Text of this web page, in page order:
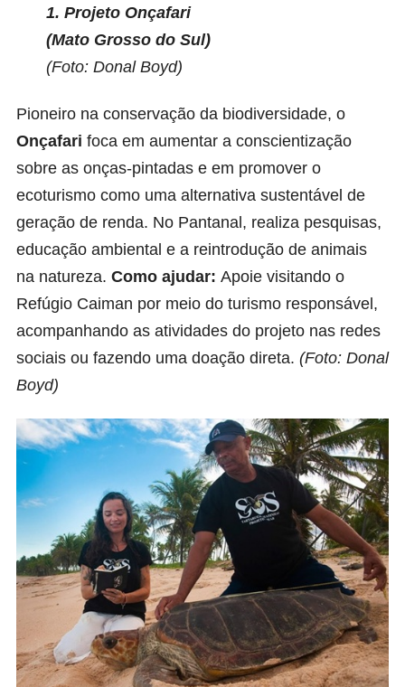
1. Projeto Onçafari
(Mato Grosso do Sul)
(Foto: Donal Boyd)
Pioneiro na conservação da biodiversidade, o
Onçafari foca em aumentar a conscientização
sobre as onças-pintadas e em promover o
ecoturismo como uma alternativa sustentável de
geração de renda. No Pantanal, realiza pesquisas,
educação ambiental e a reintrodução de animais
na natureza. Como ajudar: Apoie visitando o
Refúgio Caiman por meio do turismo responsável,
acompanhando as atividades do projeto nas redes
sociais ou fazendo uma doação direta. (Foto: Donal
Boyd)